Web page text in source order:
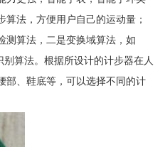
法，方便用户自己的运动量；
测算法，二是变换域算法，如
算法。根据所设计的计步器在人
部、鞋底等，可以选择不同的计